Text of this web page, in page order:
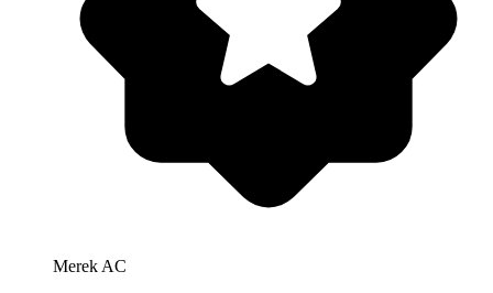
Merek AC